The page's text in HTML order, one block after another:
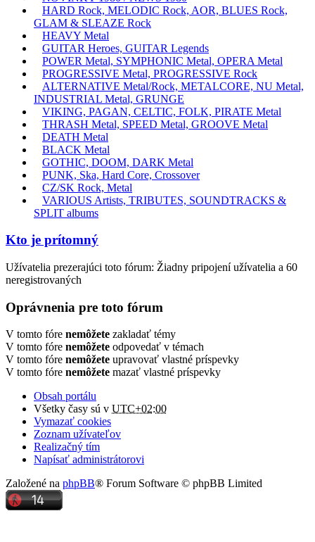
HARD Rock, MELODIC Rock, AOR, BLUES Rock,
GLAM & SLEAZE Rock
HEAVY Metal
GUITAR Heroes, GUITAR Legends
POWER Metal, SYMPHONIC Metal, OPERA Metal
PROGRESSIVE Metal, PROGRESSIVE Rock
ALTERNATIVE Metal/Rock, METALCORE, NU Metal,
INDUSTRIAL Metal, GRUNGE
VIKING, PAGAN, CELTIC, FOLK, PIRATE Metal
THRASH Metal, SPEED Metal, GROOVE Metal
DEATH Metal
BLACK Metal
GOTHIC, DOOM, DARK Metal
PUNK, Ska, Hard Core, Crossover
CZ/SK Rock, Metal
VARIOUS Artists, TRIBUTES, SOUNDTRACKS &
SPLIT albums
Kto je prítomný
Užívatelia prezerajúci toto fórum: Žiadny pripojení užívatelia a 60
neregistrovaných
Oprávnenia pre toto fórum
V tomto fóre nemôžete zakladať témy
V tomto fóre nemôžete odpovedať v témach
V tomto fóre nemôžete upravovať vlastné príspevky
V tomto fóre nemôžete mazať vlastné príspevky
Obsah portálu
Všetky časy sú v UTC+02:00
Vymazať cookies
Zoznam užívateľov
Realizačný tím
Napísať administrátorovi
Založené na phpBB® Forum Software © phpBB Limited